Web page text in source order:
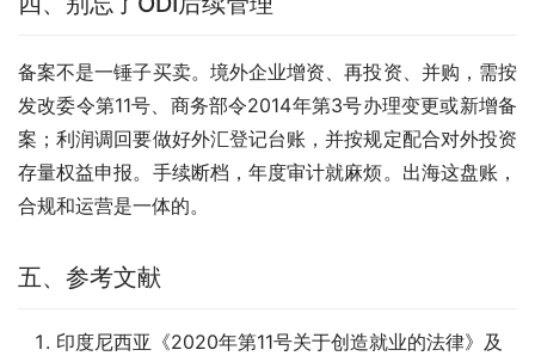
备案不是一锤子买卖。境外企业增资、再投资、并购，需按
发改委令第11号、商务部令2014年第3号办理变更或新增备
案；利润调回要做好外汇登记台账，并按规定配合对外投资
存量权益申报。手续断档，年度审计就麻烦。出海这盘账，
合规和运营是一体的。
五、参考文献
印度尼西亚《2020年第11号关于创造就业的法律》及